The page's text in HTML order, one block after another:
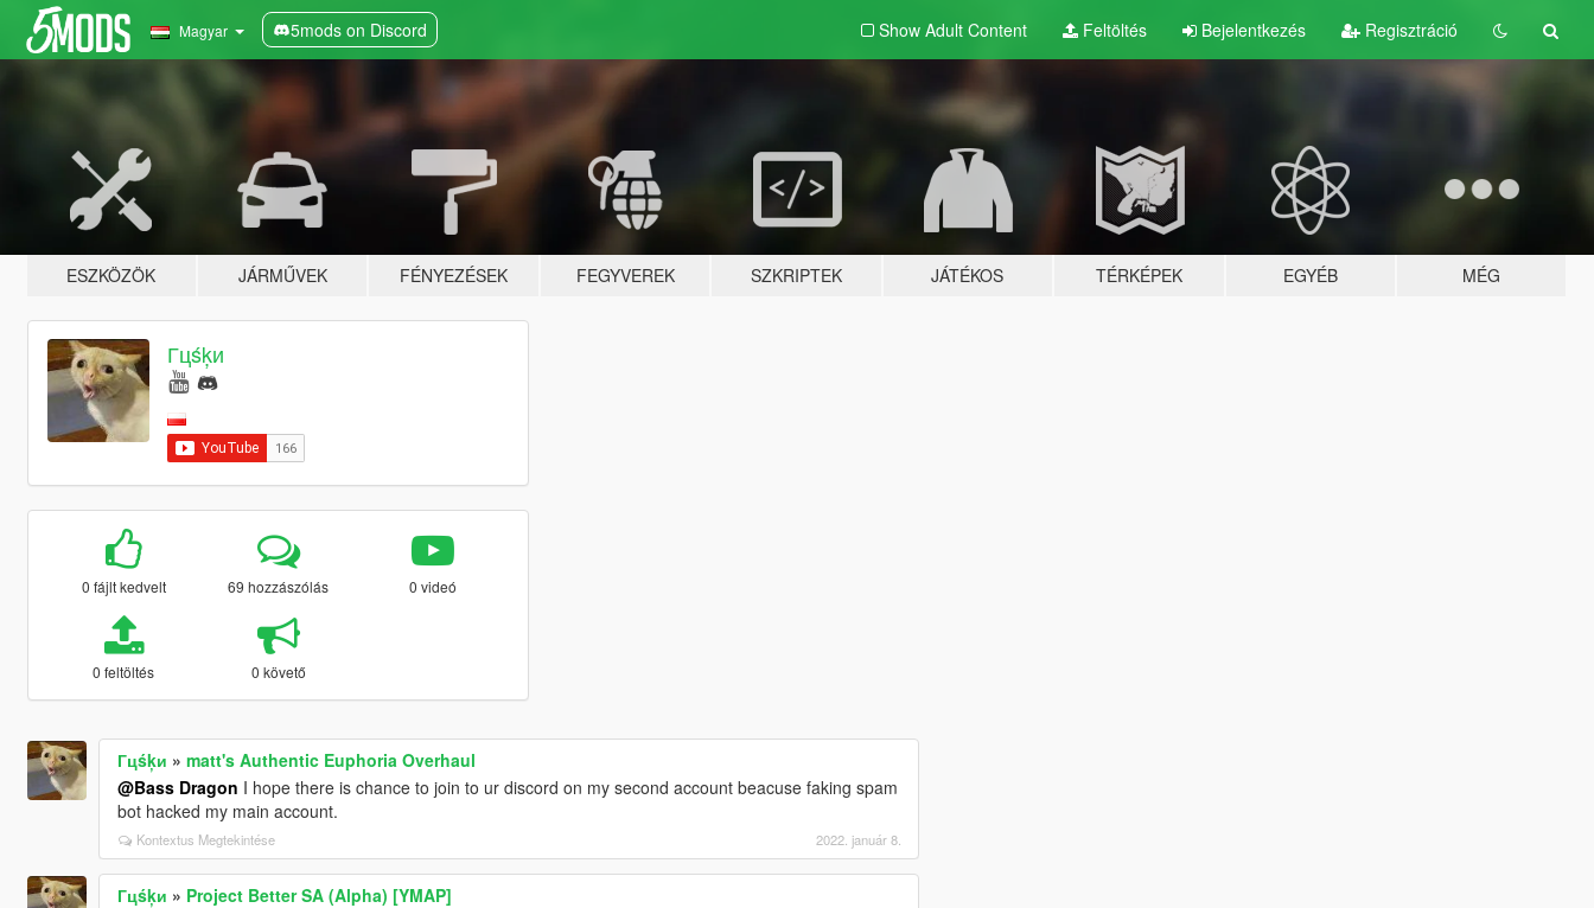
Magyar 5mods on Discord Show Adult Content Feltöltés Bejelentkezés Regisztráció
ESZKÖZÖK JÁRMŰVEK FÉNYEZÉSEK FEGYVEREK SZKRIPTEK JÁTÉKOS TÉRKÉPEK EGYÉB MÉG
Гцśķи
0 fájlt kedvelt 69 hozzászólás 0 videó
0 feltöltés 0 követő
Гцśķи » matt's Authentic Euphoria Overhaul
@Bass Dragon I hope there is chance to join to ur discord on my second account beacuse faking spam
bot hacked my main account.
Kontextus Megtekintése 2022. január 8.
Гцśķи » Project Better SA (Alpha) [YMAP]